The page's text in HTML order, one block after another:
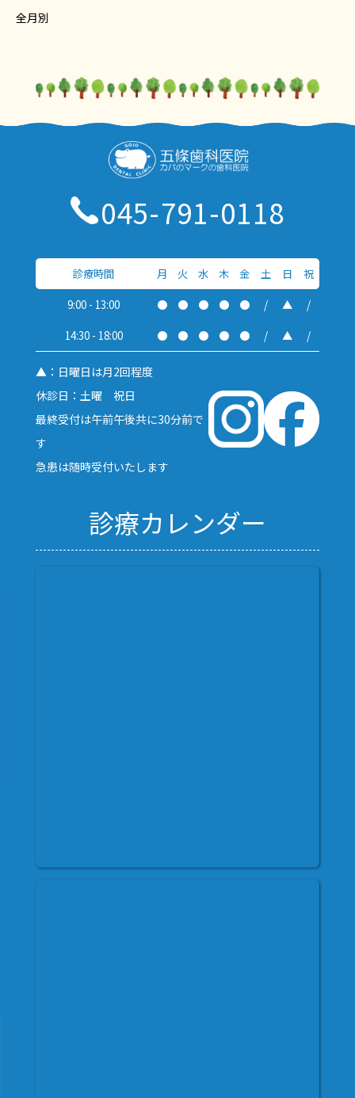
全月別
045-791-0118
診療時間 月 火 水 木 金 土 日 祝
9:00 - 13:00 ● ● ● ● ● / ▲ /
14:30 - 18:00 ● ● ● ● ● / ▲ /
▲：日曜日は月2回程度
休診日：土曜 祝日
最終受付は午前午後共に30分前で
す
急患は随時受付いたします
診療カレンダー